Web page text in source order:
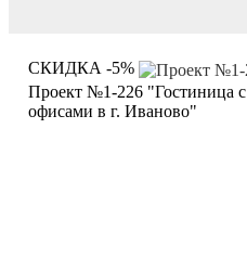
СКИДКА -5%
Проект №1-226 "Гостиница с
офисами в г. Иваново"